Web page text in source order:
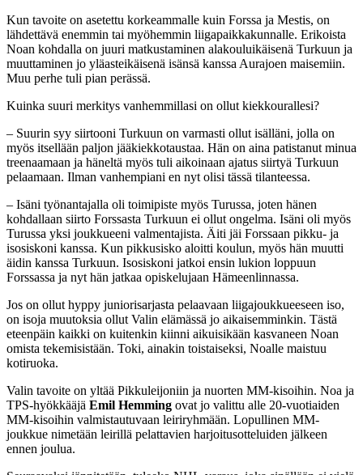
Kun tavoite on asetettu korkeammalle kuin Forssa ja Mestis, on
lähdettävä enemmin tai myöhemmin liigapaikkakunnalle. Erikoista
Noan kohdalla on juuri matkustaminen alakouluikäisenä Turkuun ja
muuttaminen jo yläasteikäisenä isänsä kanssa Aurajoen maisemiin.
Muu perhe tuli pian perässä.
Kuinka suuri merkitys vanhemmillasi on ollut kiekkourallesi?
– Suurin syy siirtooni Turkuun on varmasti ollut isälläni, jolla on
myös itsellään paljon jääkiekkotaustaa. Hän on aina patistanut minua
treenaamaan ja häneltä myös tuli aikoinaan ajatus siirtyä Turkuun
pelaamaan. Ilman vanhempiani en nyt olisi tässä tilanteessa.
– Isäni työnantajalla oli toimipiste myös Turussa, joten hänen
kohdallaan siirto Forssasta Turkuun ei ollut ongelma. Isäni oli myös
Turussa yksi joukkueeni valmentajista. Äiti jäi Forssaan pikku- ja
isosiskoni kanssa. Kun pikkusisko aloitti koulun, myös hän muutti
äidin kanssa Turkuun. Isosiskoni jatkoi ensin lukion loppuun
Forssassa ja nyt hän jatkaa opiskelujaan Hämeenlinnassa.
Jos on ollut hyppy juniorisarjasta pelaavaan liigajoukkueeseen iso,
on isoja muutoksia ollut Valin elämässä jo aikaisemminkin. Tästä
eteenpäin kaikki on kuitenkin kiinni aikuisikään kasvaneen Noan
omista tekemisistään. Toki, ainakin toistaiseksi, Noalle maistuu
kotiruoka.
Valin tavoite on yltää Pikkuleijoniin ja nuorten MM-kisoihin. Noa ja
TPS-hyökkääjä Emil Hemming ovat jo valittu alle 20-vuotiaiden
MM-kisoihin valmistautuvaan leiriryhmään. Lopullinen MM-
joukkue nimetään leirillä pelattavien harjoitusotteluiden jälkeen
ennen joulua.